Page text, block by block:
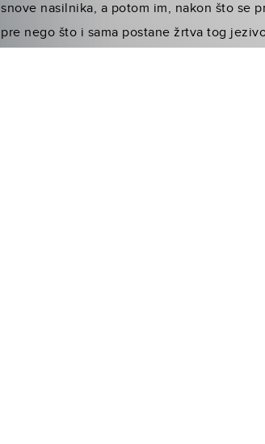
snove nasilnika, a potom im, nakon što se
pre nego što i sama postane žrtva tog